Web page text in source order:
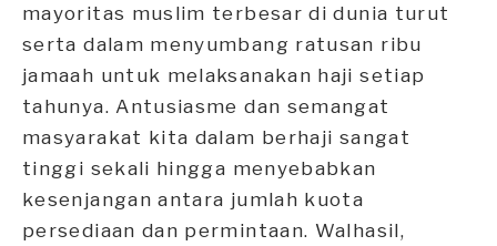
mayoritas muslim terbesar di dunia turut
serta dalam menyumbang ratusan ribu
jamaah untuk melaksanakan haji setiap
tahunya. Antusiasme dan semangat
masyarakat kita dalam berhaji sangat
tinggi sekali hingga menyebabkan
kesenjangan antara jumlah kuota
persediaan dan permintaan. Walhasil,